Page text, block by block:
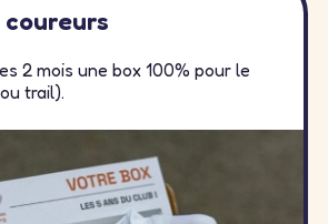
coureurs
2 mois une box 100% pour le
trail).